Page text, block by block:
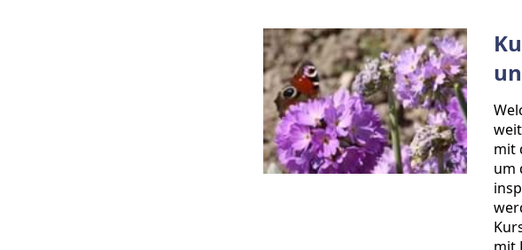
mit
um